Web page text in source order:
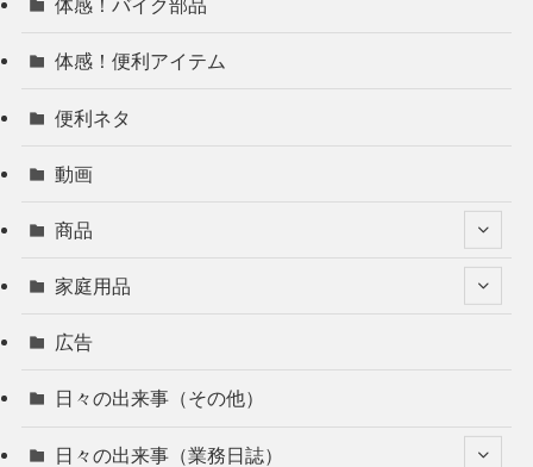
体感！バイク部品
体感！便利アイテム
便利ネタ
動画
商品
家庭用品
広告
日々の出来事（その他）
日々の出来事（業務日誌）